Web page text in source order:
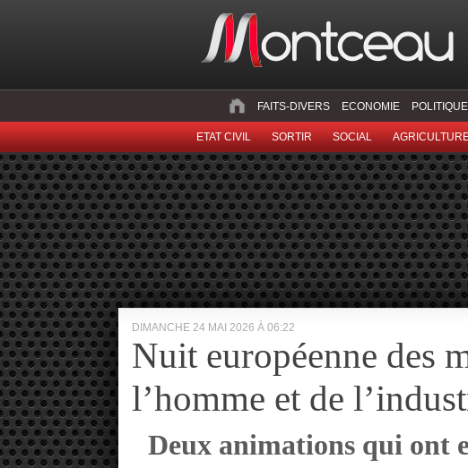
FAITS-DIVERS ECONOMIE POLITIQUE
ETAT CIVIL SORTIR SOCIAL
DIMANCHE 24 MAI 2026 À 06:22
Nuit européenne des
l’homme et de
Deux animations qui ont